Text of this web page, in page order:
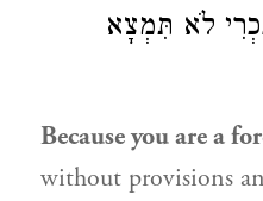
לֹא תִּמְצָא
Because you are a
without provisions